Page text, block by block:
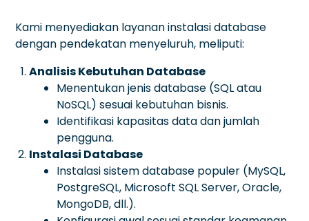
Kami menyediakan layanan instalasi database
dengan pendekatan menyeluruh, meliputi:
Analisis Kebutuhan Database
Menentukan jenis database (SQL atau
NoSQL) sesuai kebutuhan bisnis.
Identifikasi kapasitas data dan jumlah
pengguna.
Instalasi Database
Instalasi sistem database populer (MySQL,
PostgreSQL, Microsoft SQL Server, Oracle,
MongoDB, dll.).